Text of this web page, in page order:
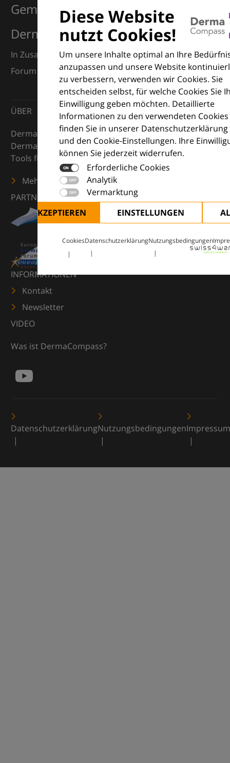
Diese Website
nutzt Cookies!
Um unsere Inhalte optimal an Ihre
anzupassen und unsere Website
zu verbessern, verwenden wir Cookies. Sie
entscheiden selbst, für welche Cookies Sie
Einwilligung geben möchten. Detaillierte
Informationen zu den verwendeten Cookies
finden Sie in unserer Datenschutzerklärung
und den Cookie-Einstellungen. Ihre
können Sie jederzeit widerrufen.
Erforderliche Cookies
Analytik
Vermarktung
ALLE AKZEPTIEREN
EINSTELLUNGEN
CookiesDatenschutzerklärungNutzungsbedingungen
Gemeinsam für Exzellenz in der
Dermatologie
In Zusammenarbeit mit dem European Dermatology
Forum (EDF) und Euroderm Excellence
ÜBER
DermaCompass ist Ihr digitaler Kompass für die
Dermatologie – mit Wissen, Bildern und praktischen
Tools für den klinischen Alltag.
Mehr erfahren
PARTNER
INFORMATIONEN
Kontakt
Newsletter
VIDEO
Was ist DermaCompass?
DatenschutzerklärungNutzungsbedingungenImpressum